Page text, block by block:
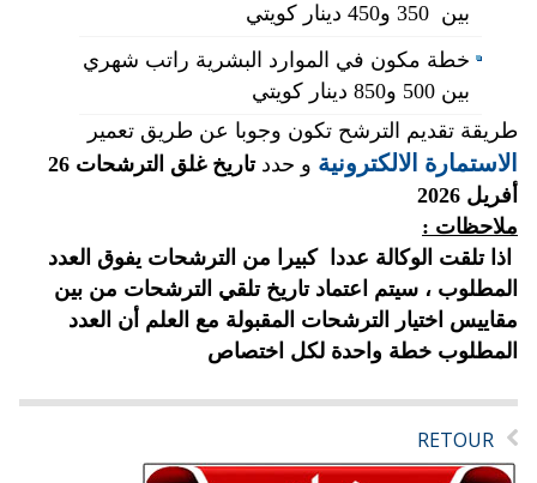
بين 350 و450 دينار كويتي
خطة مكون في الموارد البشرية راتب شهري
بين 500 و850 دينار كويتي
طريقة تقديم الترشح تكون وجوبا عن طريق تعمير
الاستمارة الالكترونية و حددتاريخ غلق الترشحات 26
أفريل 2026
ملاحظات :
اذا تلقت الوكالة عددا كبيرا من الترشحات يفوق العدد
المطلوب ، سيتم اعتماد تاريخ تلقي الترشحات من بين
مقاييس اختيار الترشحات المقبولة مع العلم أن العدد
المطلوب خطة واحدة لكل اختصاص
RETOUR